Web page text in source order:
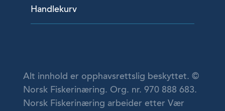
Handlekurv
Alt innhold er opphavsrettslig beskyttet. ©
Norsk Fiskerinæring. Org. nr. 970 888 683.
Norsk Fiskerinæring arbeider etter Vær